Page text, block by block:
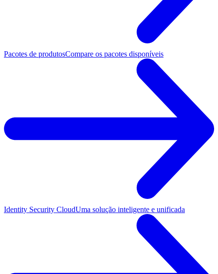
Pacotes de produtosCompare os pacotes disponíveis
Identity Security CloudUma solução inteligente e unificada